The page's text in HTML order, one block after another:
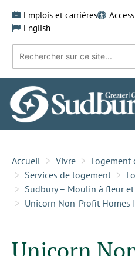
content
Emplois et carrières
English
Recherche
mot-
clé:
Accueil Vivre
Logement
Services de logement
Sudbury – Moulin à fleur
Unicorn Non-Profit Homes
Unicorn